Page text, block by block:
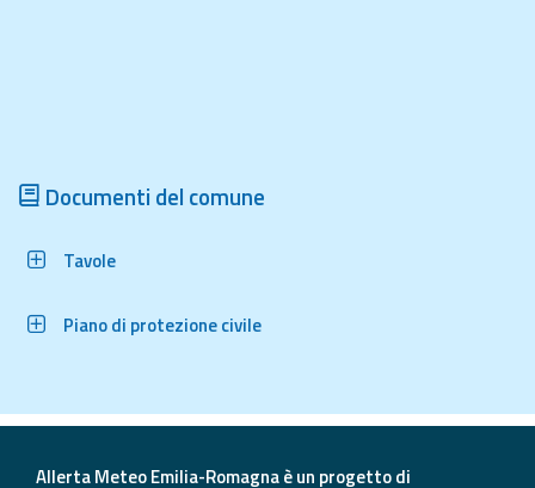
Emilia-
Romagna
Contatti
Documenti del comune
Tavole
Piano di protezione civile
Allerta Meteo Emilia-Romagna è un progetto di